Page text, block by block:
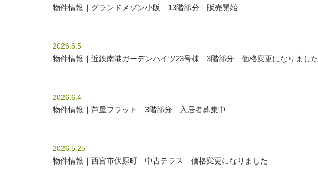
物件情報｜グランドメゾン小阪 13階部分 販売開始
2026.6.5
物件情報｜近鉄南港ガーデンハイツ23号棟 3階部分 価格変更になりました
2026.6.4
物件情報｜芦屋フラット 3階部分 入居者募集中
2026.5.25
物件情報｜西宮市伏原町 中古テラス 価格変更になりました